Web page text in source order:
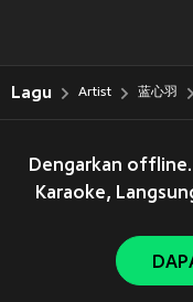
Lagu Artist 蓝心羽
Dengarkan
Karaoke,